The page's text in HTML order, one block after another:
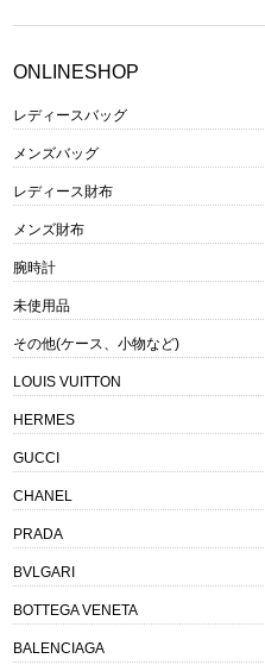
ONLINESHOP
レディースバッグ
メンズバッグ
レディース財布
メンズ財布
腕時計
未使用品
その他(ケース、小物など)
LOUIS VUITTON
HERMES
GUCCI
CHANEL
PRADA
BVLGARI
BOTTEGA VENETA
BALENCIAGA